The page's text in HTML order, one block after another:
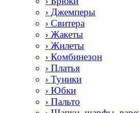
› Джемперы
› Свитера
› Жакеты
› Жилеты
› Комбинезон
› Платья
› Туники
› Юбки
› Пальто